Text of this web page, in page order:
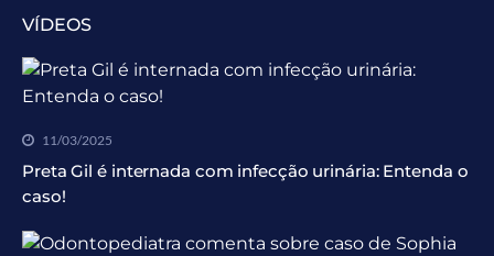
VÍDEOS
11/03/2025
Preta Gil é internada com infecção urinária: Entenda o
caso!